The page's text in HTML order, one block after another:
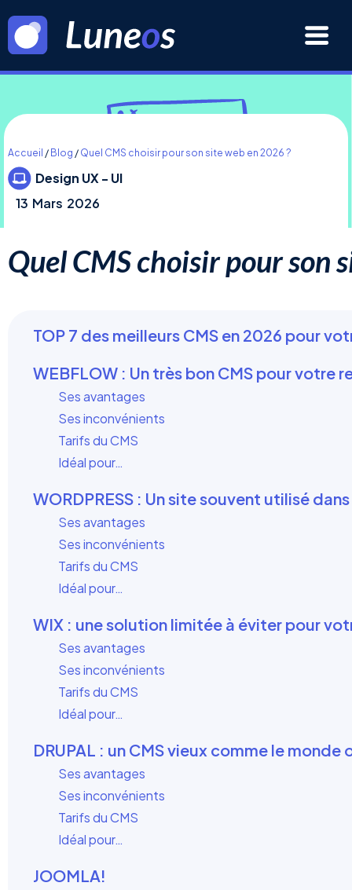
Accueil / Blog / Quel CMS choisir pour son site web en 2026 ?
Design UX - UI
13 Mars 2026
Quel CMS choisir pour son
TOP 7 des meilleurs CMS en 2026 pour
WEBFLOW : Un très bon CMS pour votre
Ses avantages
Ses inconvénients
Tarifs du CMS
Idéal pour…
WORDPRESS : Un site souvent utilisé
Ses avantages
Ses inconvénients
Tarifs du CMS
Idéal pour…
WIX : une solution limitée à éviter pour
Ses avantages
Ses inconvénients
Tarifs du CMS
Idéal pour…
DRUPAL : un CMS vieux comme le monde
Ses avantages
Ses inconvénients
Tarifs du CMS
Idéal pour…
JOOMLA!